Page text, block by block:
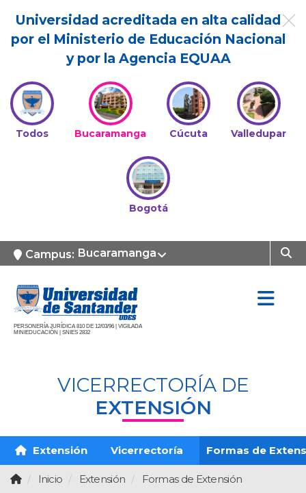
Universidad acreditada en alta calidad
por el Ministerio de Educación Nacional
y por la Agencia EQUAA
Todos Bucaramanga Cúcuta Valledupar
Bogotá
Campus: Bucaramanga
PERSONERÍA JURÍDICA 810 DE 12/03/96 | VIGILADA
MINIEDUCACIÓN | SNIES 2832
VICERRECTORÍA DE
EXTENSIÓN
Extensión Vicerrectoría Formas de
Inicio Extensión Formas de Extensión